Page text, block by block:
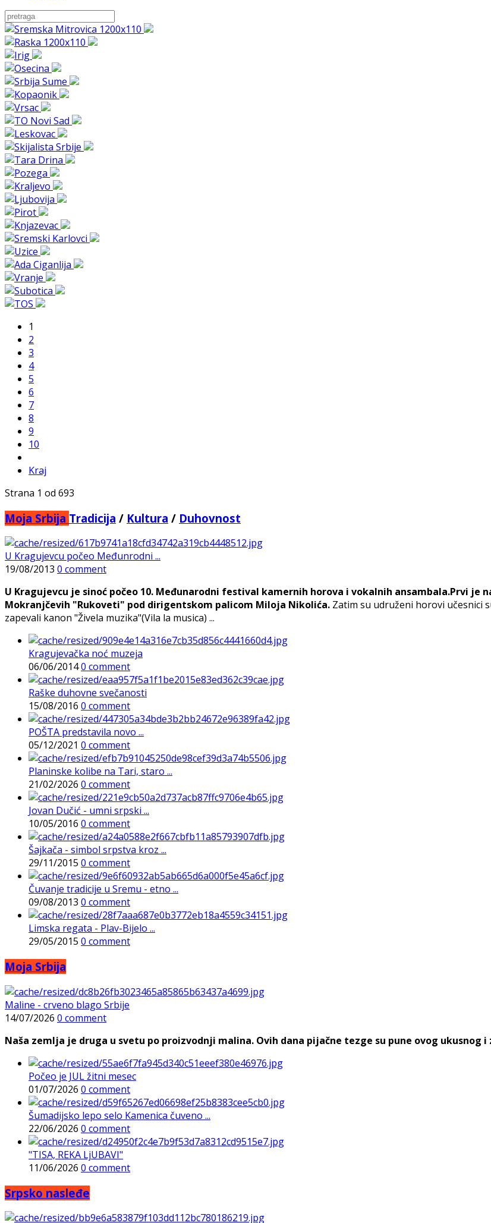
1
2
3
4
5
6
7
8
9
10
Kraj
Strana 1 od 693
Moja Srbija Tradicija / Kultura / Duhovnost
U Kragujevcu počeo Međunrodni ...
19/08/2013 0 comment
U Kragujevcu je sinoć počeo 10. Međunarodni festival kamernih horova i vokalnih ansambala.Prvi
Mokranjčevih "Rukoveti" pod dirigentskom palicom Miloja Nikolića. Zatim su udruženi horovi učesnici
zapevali kanon "Živela muzika"(Vila la musica) ...
Kragujevačka noć muzeja
06/06/20140 comment
Raške duhovne svečanosti
15/08/2016 0 comment
POŠTA predstavila novo ...
05/12/2021 0 comment
Planinske kolibe na Tari, staro ...
21/02/2026 0 comment
Jovan Dučić - umni srpski ...
10/05/2016 0 comment
Šajkača - simbol srpstva kroz ...
29/11/2015 0 comment
Čuvanje tradicije u Sremu - etno ...
09/08/2013 0 comment
Limska regata - Plav-Bijelo ...
29/05/2015 0 comment
Moja Srbija
Maline - crveno blago Srbije
14/07/2026 0 comment
Naša zemlja je druga u svetu po proizvodnji malina. Ovih dana pijačne tezge su pune ovog
Počeo je JUL žitni mesec
01/07/2026 0 comment
Šumadijsko lepo selo Kamenica čuveno ...
22/06/2026 0 comment
"TISA, REKA LjUBAVI"
11/06/2026 0 comment
Srpsko nasleđe